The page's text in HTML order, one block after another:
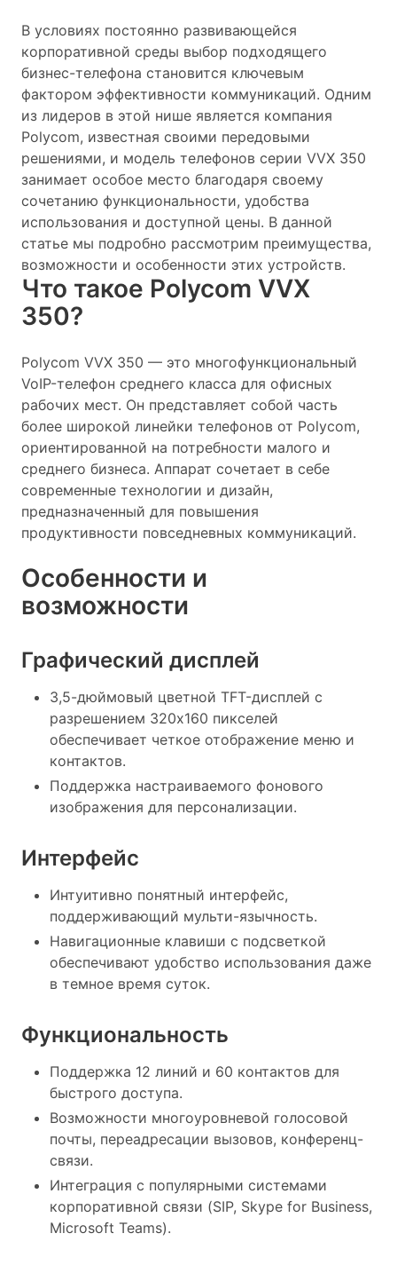
В условиях постоянно развивающейся
корпоративной среды выбор подходящего
бизнес-телефона становится ключевым
фактором эффективности коммуникаций. Одним
из лидеров в этой нише является компания
Polycom, известная своими передовыми
решениями, и модель телефонов серии VVX 350
занимает особое место благодаря своему
сочетанию функциональности, удобства
использования и доступной цены. В данной
статье мы подробно рассмотрим преимущества,
возможности и особенности этих устройств.
Что такое Polycom VVX
350?
Polycom VVX 350 — это многофункциональный
VoIP-телефон среднего класса для офисных
рабочих мест. Он представляет собой часть
более широкой линейки телефонов от Polycom,
ориентированной на потребности малого и
среднего бизнеса. Аппарат сочетает в себе
современные технологии и дизайн,
предназначенный для повышения
продуктивности повседневных коммуникаций.
Особенности и
возможности
Графический дисплей
3,5-дюймовый цветной TFT-дисплей с
разрешением 320x160 пикселей
обеспечивает четкое отображение меню и
контактов.
Поддержка настраиваемого фонового
изображения для персонализации.
Интерфейс
Интуитивно понятный интерфейс,
поддерживающий мульти-язычность.
Навигационные клавиши с подсветкой
обеспечивают удобство использования даже
в темное время суток.
Функциональность
Поддержка 12 линий и 60 контактов для
быстрого доступа.
Возможности многоуровневой голосовой
почты, переадресации вызовов, конференц-
связи.
Интеграция с популярными системами
корпоративной связи (SIP, Skype for Business,
Microsoft Teams).